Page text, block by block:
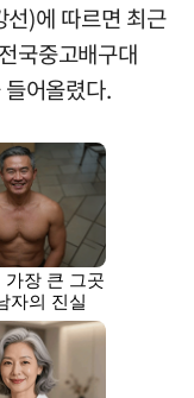
)에 따르면 최근
국중고배구대
어올렸다.